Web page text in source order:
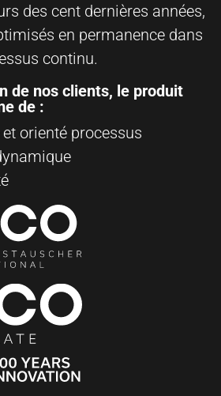
des cent dernières années,
en permanence dans
continu.
de nos clients, le produit
de :
orienté processus